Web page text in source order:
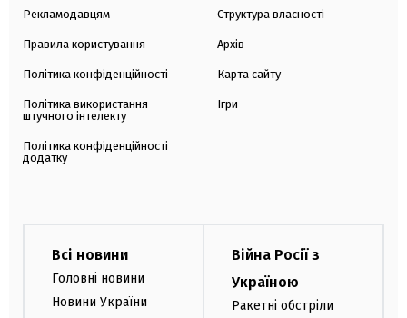
Рекламодавцям
Правила користування
Політика конфіденційності
Політика використання
штучного інтелекту
Політика конфіденційності
додатку
Структура власності
Архів
Карта сайту
Ігри
Всі новини
Головні новини
Новини України
Війна Росії з
Україною
Ракетні обстріли